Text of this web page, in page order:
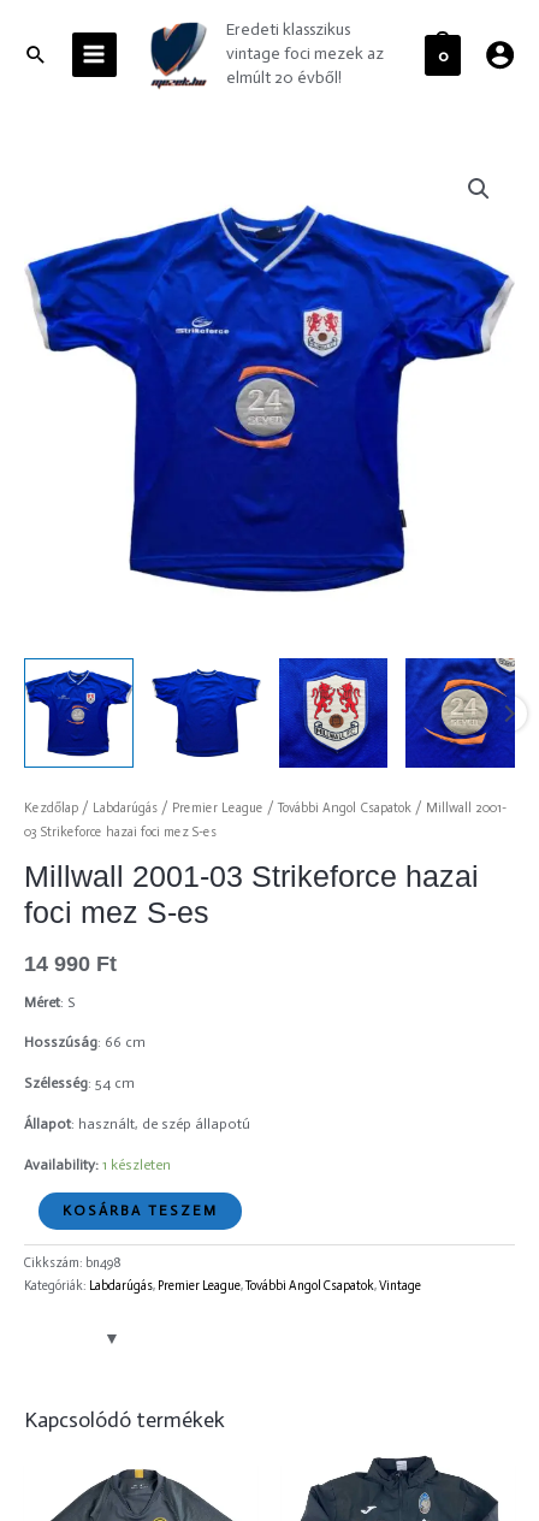
contentSearchMENU
Eredeti klasszikus
vintage foci mezek az
elmúlt 20 évből!
0
Kezdőlap / Labdarúgás / Premier League /További Angol Csapatok / Millwall 2001-
03 Strikeforce hazai foci mez S-es
Millwall 2001-03 Strikeforce hazai
foci mez S-es
14 990 Ft
Méret: S
Hosszúság: 66 cm
Szélesség: 54 cm
Állapot: használt, de szép állapotú
Availability: 1 készleten
Strikeforce
hazai
foci
mez
KOSÁRBA TESZEM
Cikkszám: bn498
Kategóriák: Labdarúgás, Premier League,További Angol Csapatok,Vintage
Kapcsolódó termékek